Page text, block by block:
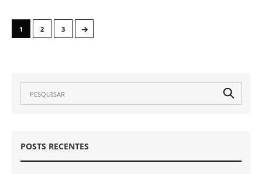
1 2 3 →
POSTS RECENTES